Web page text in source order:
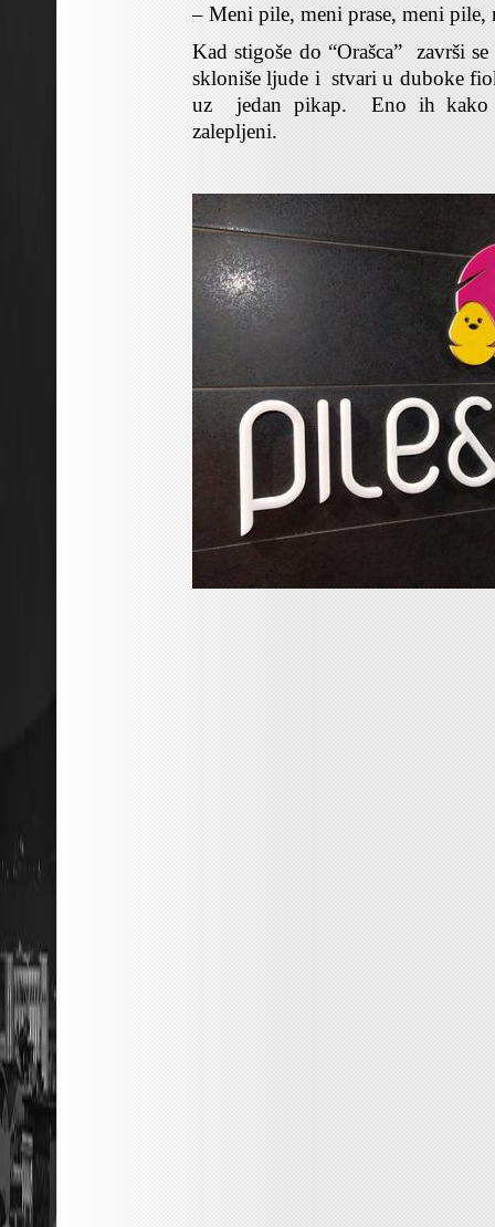
– Meni pile, meni prase, meni pile,
Kad stigoše do “Orašca” završi
skloniše ljude i stvari u duboke
uz jedan pikap. Eno ih kako
zalepljeni.